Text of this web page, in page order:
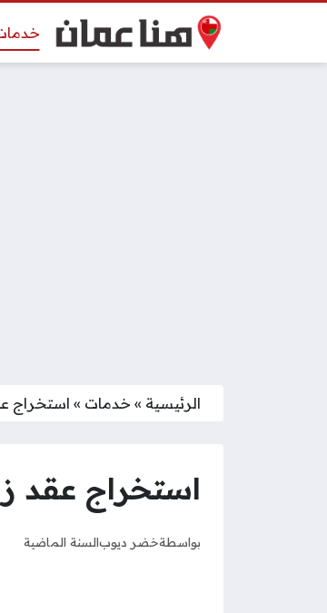
الرئيسية » خدمات » استخراج
استخراج عقد
بواسطةخضر ديوبالسنة الماضية